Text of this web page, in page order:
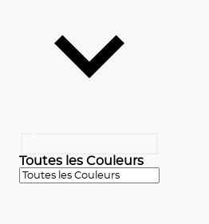
Toutes les Couleurs